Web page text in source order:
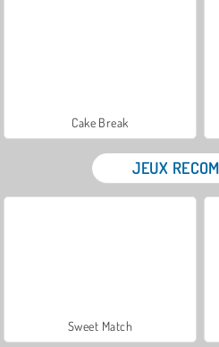
Cake Break
JEUX
Sweet Match